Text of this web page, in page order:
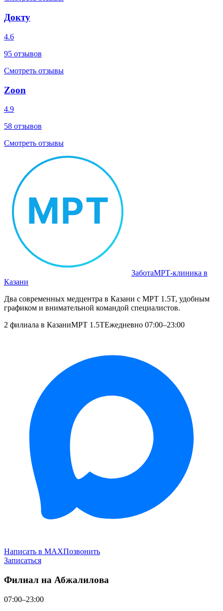
Докту
4.6
95 отзывов
Смотреть отзывы
Zoon
4.9
58 отзывов
Смотреть отзывы
ЗаботаМРТ‑клиника в
Казани
Два современных медцентра в Казани с МРТ 1.5T, удобным
графиком и внимательной командой специалистов.
2 филиала в КазаниМРТ 1.5TЕжедневно 07:00–23:00
Написать в MAXПозвонить
Записаться
Филиал на Абжалилова
07:00–23:00